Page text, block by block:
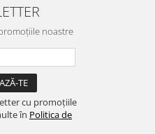
noastre
cu promoțiile
în Politica de